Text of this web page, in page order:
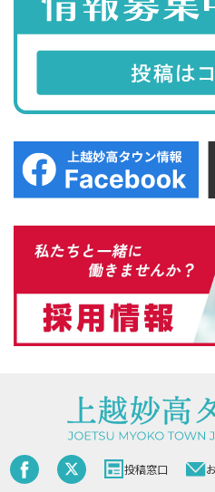
投稿窓口